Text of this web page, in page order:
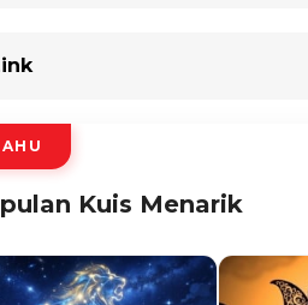
Kuis Menarik